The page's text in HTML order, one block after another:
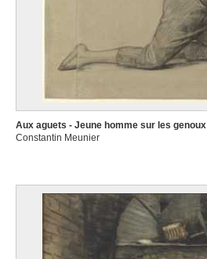
Aux aguets - Jeune homme sur les genoux
Constantin Meunier